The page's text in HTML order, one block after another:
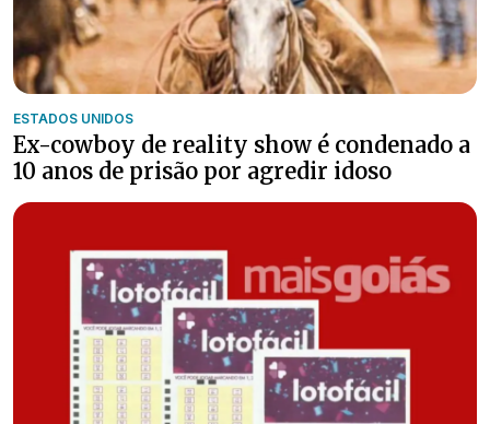
ESTADOS UNIDOS
Ex-cowboy de reality show é condenado a
10 anos de prisão por agredir idoso